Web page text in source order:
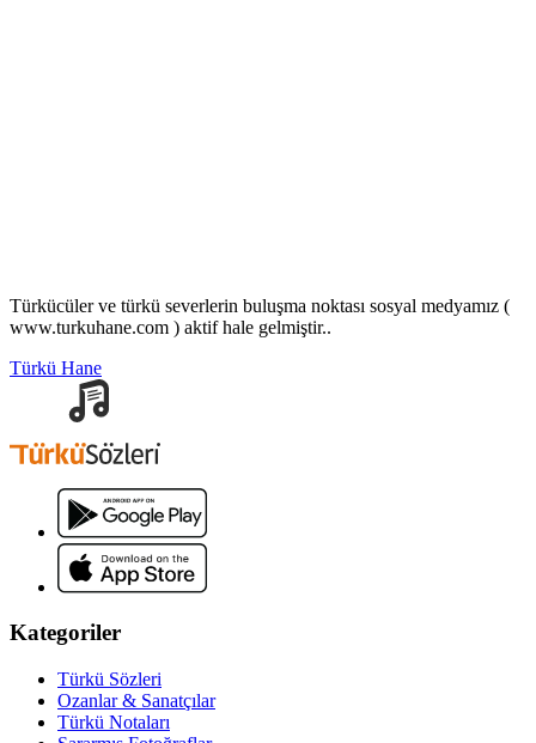
Türkücüler ve türkü severlerin buluşma noktası sosyal medyamız (
www.turkuhane.com ) aktif hale gelmiştir..
Türkü Hane
Kategoriler
Türkü Sözleri
Ozanlar & Sanatçılar
Türkü Notaları